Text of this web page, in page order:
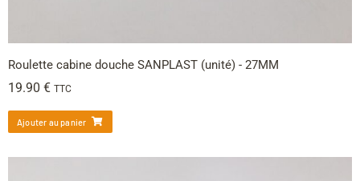
Roulette cabine douche SANPLAST (unité) - 27MM
19.90 € TTC
Ajouter au panier